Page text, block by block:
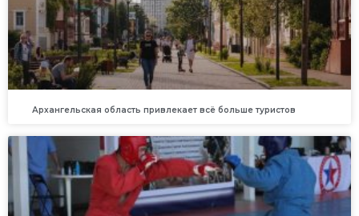
Архангельская область привлекает всё больше туристов